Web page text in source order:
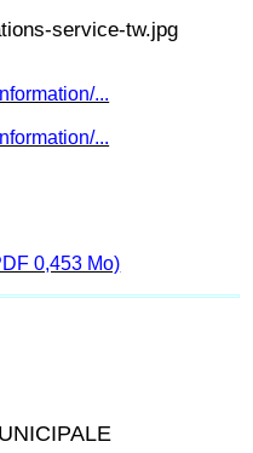
...
...
0,453 Mo)